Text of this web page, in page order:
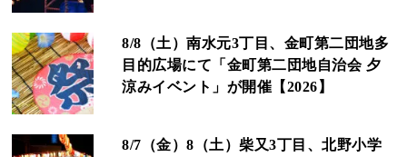
8/8（土）南水元3丁目、金町第二団地多
目的広場にて「金町第二団地自治会 夕
涼みイベント」が開催【2026】
8/7（金）8（土）柴又3丁目、北野小学